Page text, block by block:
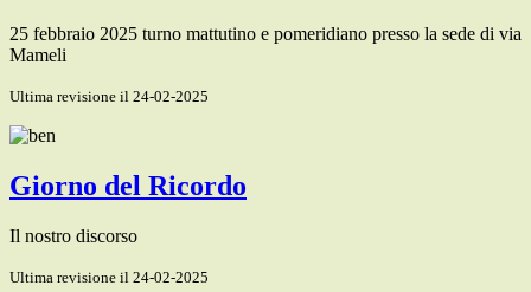
25 febbraio 2025 turno mattutino e pomeridiano presso la sede di via
Mameli
Ultima revisione il 24-02-2025
Giorno del Ricordo
Il nostro discorso
Ultima revisione il 24-02-2025